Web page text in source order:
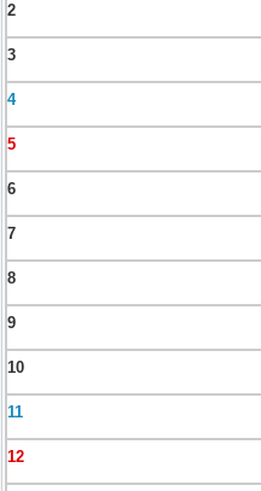
2
3
4
5
6
7
8
9
10
11
12